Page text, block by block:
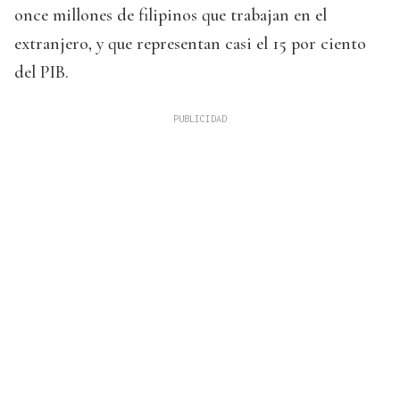
once millones de filipinos que trabajan en el
extranjero, y que representan casi el 15 por ciento
del PIB.